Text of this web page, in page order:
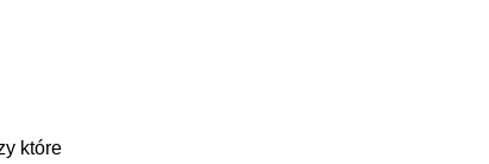
które